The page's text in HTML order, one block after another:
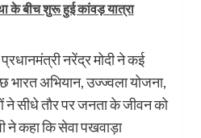
के बीच शुरू हुई कांवड़ यात्रा
नरेंद्र मोदी ने कई
भारत अभियान, उज्ज्वला योजना,
सीधे तौर पर जनता के जीवन को
ने कहा कि सेवा पखवाड़ा